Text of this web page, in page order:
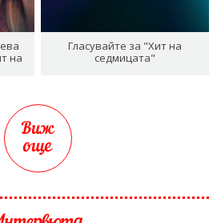
на
Гласувайте за "Хит на
седмицата"
Виж
още